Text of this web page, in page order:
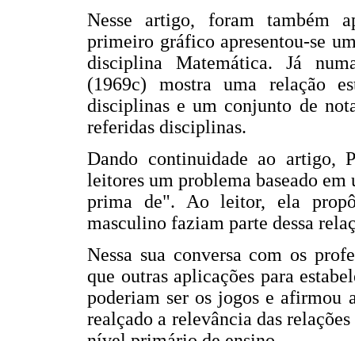
Nesse artigo, foram também
primeiro gráfico apresentou-se
disciplina Matemática. Já
(1969c) mostra uma relação
disciplinas e um conjunto de
referidas disciplinas.
Dando continuidade ao artigo,
leitores um problema baseado em
prima de". Ao leitor, ela
masculino faziam parte dessa
Nessa sua conversa com os
que outras aplicações para
poderiam ser os jogos e afirmou
realçado a relevância das